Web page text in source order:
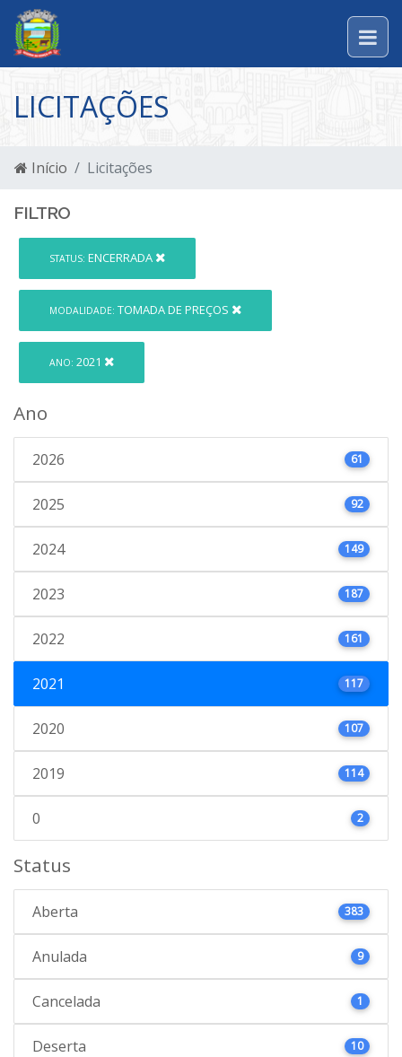
LICITAÇÕES
Início Licitações
FILTRO
STATUS: ENCERRADA
MODALIDADE: TOMADA DE PREÇOS
ANO: 2021
Ano
2026 61
2025 92
2024 149
2023 187
2022 161
2021 117
2020 107
2019 114
0 2
Status
Aberta 383
Anulada 9
Cancelada 1
Deserta 10